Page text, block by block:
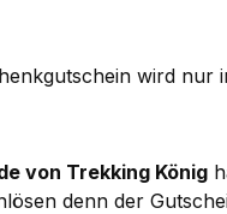
wird
von Trekking König
denn der